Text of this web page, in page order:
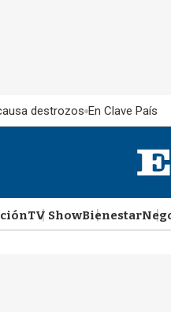
destrozos En Clave País
TV ShowBienestar